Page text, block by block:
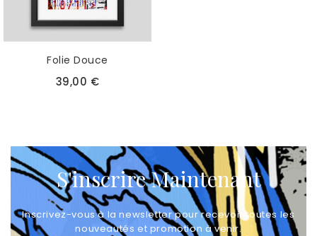
Folie Douce
39,00 €
S'inscrire Maintenant
Inscrivez-vous à la newsletter pour recevoir toutes les
nouveautés et promotion à venir.